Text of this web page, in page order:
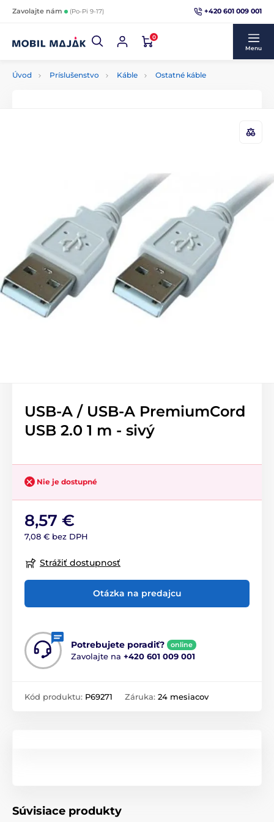
Zavolajte nám (Po-Pi 9-17) +420 601 009 001
0
Menu
Úvod Príslušenstvo Káble Ostatné káble
USB-A / USB-A PremiumCord
USB 2.0 1 m - sivý
Nie je dostupné
8,57 €
7,08 € bez DPH
Strážiť dostupnosť
Otázka na predajcu
Potrebujete poradiť? online
Zavolajte na +420 601 009 001
Kód produktu: P69271 Záruka: 24 mesiacov
Súvisiace produkty